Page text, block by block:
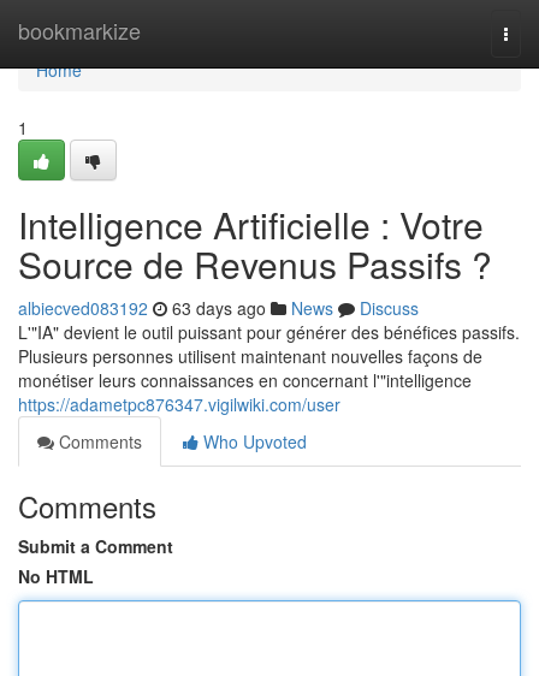
bookmarkize
Home
Home
1
Intelligence Artificielle : Votre
Source de Revenus Passifs ?
albiecved083192 63 days ago News
Discuss
L'"IA" devient le outil puissant pour générer des bénéfices passifs.
Plusieurs personnes utilisent maintenant nouvelles façons de
monétiser leurs connaissances en concernant l'"intelligence
https://adametpc876347.vigilwiki.com/user
Comments
Who Upvoted
Comments
Submit a Comment
No HTML